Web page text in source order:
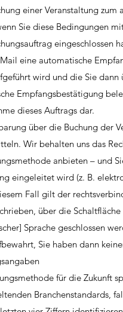
einer Veranstaltung
Sie diese Bedingungen
eingeschlossen
eine automatische
wird und die Sie
Empfangsbestätigung
dieses Auftrags dar.
über die Buchung der
Wir behalten uns das
anbieten – und
eingeleitet wird (z. B.
Fall gilt der
über die
Sprache geschlossen
Sie haben dann
für die Zukunft
Branchenstandards,